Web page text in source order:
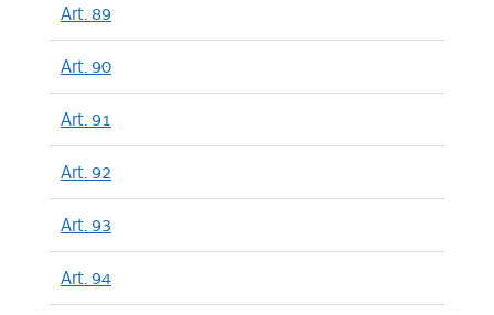
Art. 89
Art. 90
Art. 91
Art. 92
Art. 93
Art. 94